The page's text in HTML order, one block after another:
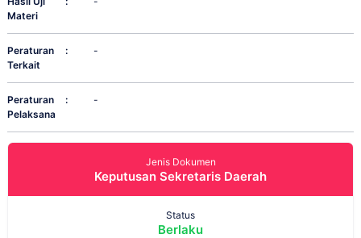
Materi
Peraturan
Terkait
: -
Peraturan
Pelaksana
: -
Jenis Dokumen
Keputusan Sekretaris Daerah
Status
Berlaku